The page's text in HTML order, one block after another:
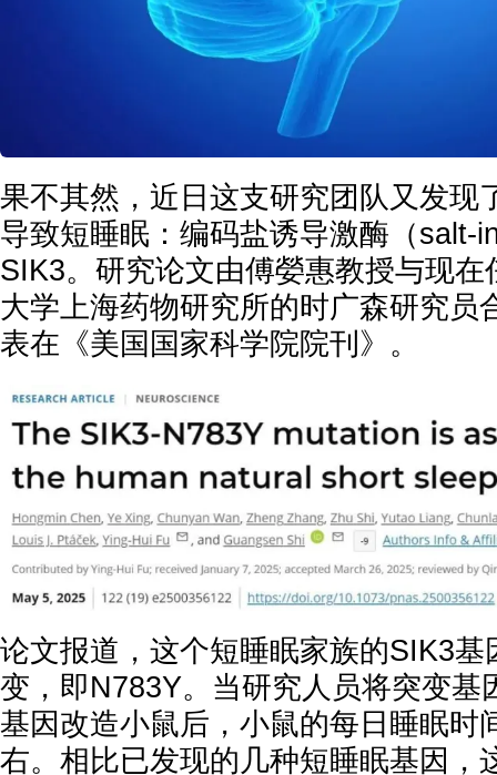
果不其然，近日这支研究团队又发现
导致短睡眠：编码盐诱导激酶（salt-
SIK3。研究论文由傅嫈惠教授与现在
大学上海药物研究所的时广森研究员
表在《美国国家科学院院刊》。
论文报道，这个短睡眠家族的SIK3基
变，即N783Y。当研究人员将突变基
基因改造小鼠后，小鼠的每日睡眠时
右。相比已发现的几种短睡眠基因，